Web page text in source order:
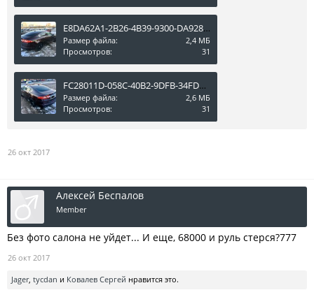
E8DA62A1-2B26-4B39-9300-DA9284970D90.jpeg
Размер файла:
2,4 МБ
Просмотров:
31
FC28011D-058C-40B2-9DFB-34FDEFC682D8.jpeg
Размер файла:
2,6 МБ
Просмотров:
31
26 окт 2017
Алексей Беспалов
Member
Без фото салона не уйдет... И еще, 68000 и руль стерся?777
26 окт 2017
Jager, tycdan и Ковалев Сергей нравится это.